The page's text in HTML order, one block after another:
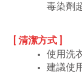
毒染劑
[ 清潔方式 ]
使用洗
建議使